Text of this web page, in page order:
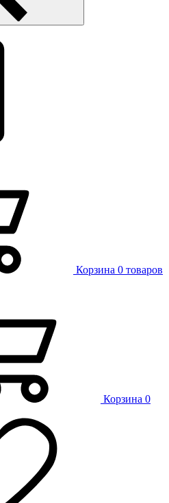
Корзина 0 товаров
Корзина 0